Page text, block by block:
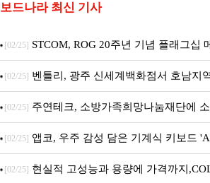
보드나라 최신 기사
[02/25] STCOM, ROG 20주년 기념 플래그십
Crosshair X870E EDITION 20 국내 출시 예
[02/25] 벤틀리, 광주 신세계백화점서 호남지
픈
[02/25] 주연테크, 소방가족희망나눔재단에
니터·스마트 펫 침대 기부
[02/25] 앱코, 우주 감성 담은 기계식 키보드
브랜드데이 기획전 진행
[02/25] 현실적 고성능과 용량에 가격까지